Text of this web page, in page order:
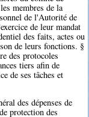
membres de la
de l'Autorité de
de leur mandat
des faits, actes ou
de leurs fonctions. §
des protocoles
tiers afin de
de ses tâches et
des dépenses de
protection des